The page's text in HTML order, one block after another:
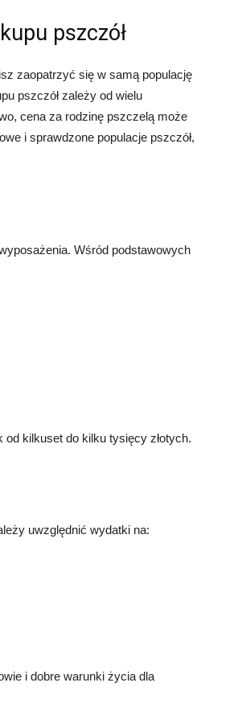
pszczół
zaopatrzyć się w samą populację
pszczół zależy od wielu
cena za rodzinę pszczelą może
i sprawdzone populacje pszczół,
Wśród podstawowych
kilkuset do kilku tysięcy złotych.
uwzględnić wydatki na:
i dobre warunki życia dla